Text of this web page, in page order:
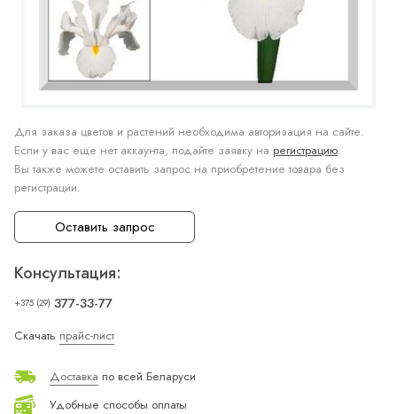
Для заказа цветов и растений необходима авторизация на сайте.
Если у вас еще нет аккаунта, подайте заявку на регистрацию.
Вы также можете оставить запрос на приобретение товара без
регистрации.
Оставить запрос
Консультация:
+375 (29) 377-33-77
Скачать прайс-лист
Доставка по всей Беларуси
Удобные способы оплаты